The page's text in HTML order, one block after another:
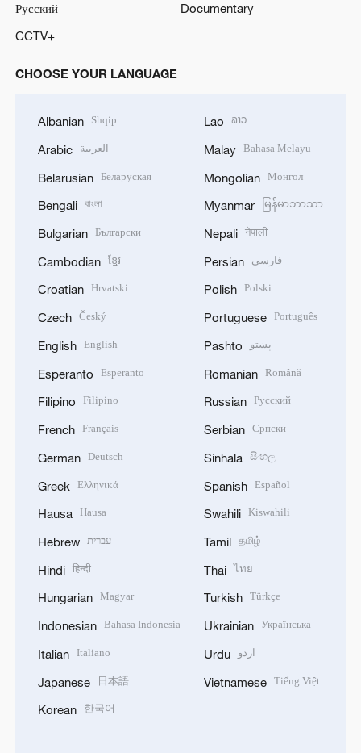
Русский
Documentary
CCTV+
CHOOSE YOUR LANGUAGE
Albanian Shqip
Arabic العربية
Belarusian Беларуская
Bengali বাংলা
Bulgarian Български
Cambodian ខ្មែរ
Croatian Hrvatski
Czech Český
English English
Esperanto Esperanto
Filipino Filipino
French Français
German Deutsch
Greek Ελληνικά
Hausa Hausa
Hebrew עברית
Hindi हिन्दी
Hungarian Magyar
Indonesian Bahasa Indonesia
Italian Italiano
Japanese 日本語
Korean 한국어
Lao ລາວ
Malay Bahasa Melayu
Mongolian Монгол
Myanmar မြန်မာဘာသာ
Nepali नेपाली
Persian فارسی
Polish Polski
Portuguese Português
Pashto پښتو
Romanian Română
Russian Русский
Serbian Српски
Sinhala සිංහල
Spanish Español
Swahili Kiswahili
Tamil தமிழ்
Thai ไทย
Turkish Türkçe
Ukrainian Українська
Urdu اردو
Vietnamese Tiếng Việt